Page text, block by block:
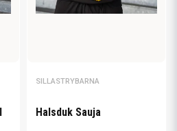
SILLASTRYBARNA
Halsduk Sauja